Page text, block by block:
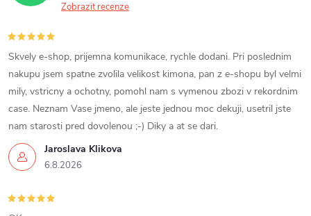
Zobrazit recenze
Jaroslava Klikova
6.8.2026
Skvely e-shop, prijemna komunikace, rychle dodani. Pri poslednim
nakupu jsem spatne zvolila velikost kimona, pan z e-shopu byl velmi
mily, vstricny a ochotny, pomohl nam s vymenou zbozi v rekordnim
case. Neznam Vase jmeno, ale jeste jednou moc dekuji, usetril jste
nam starosti pred dovolenou ;-) Diky a at se dari.